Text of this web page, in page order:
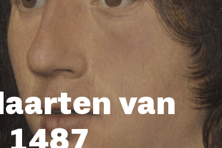
van